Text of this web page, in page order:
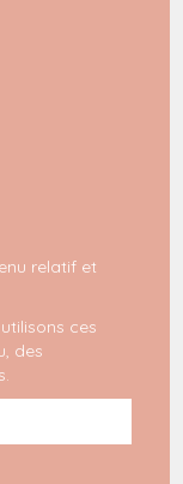
relatif et
ces
des